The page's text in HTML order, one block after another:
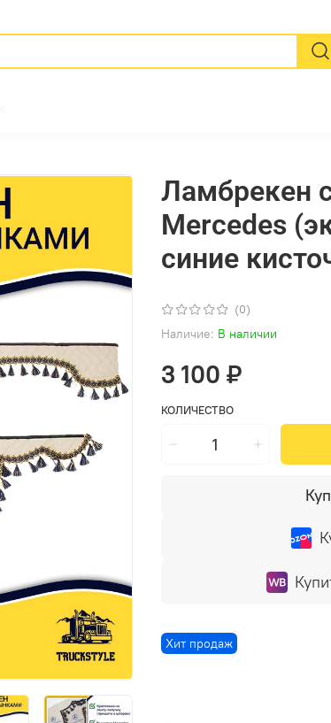
(0)
Наличие: В наличии
Хит продаж
Ламбрекен
Mercedes
синие
3 100 ₽
КОЛИЧЕСТВО